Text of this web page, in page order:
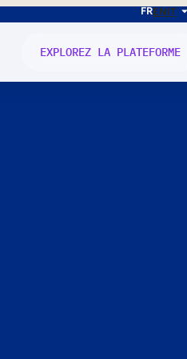
FRENIT
EXPLOREZ LA PLATEFORME